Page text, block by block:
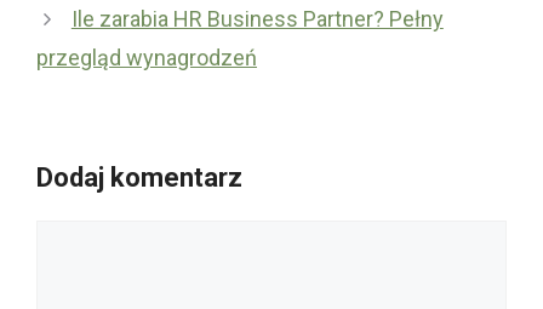
Ile zarabia HR Business Partner? Pełny
przegląd wynagrodzeń
Dodaj komentarz